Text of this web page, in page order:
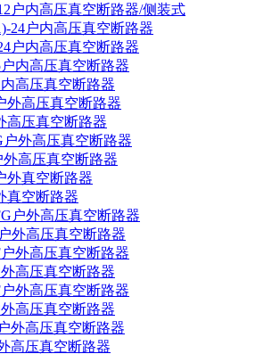
户内高压真空断路器/侧装式
户内高压真空断路器
高压真空断路器
高压真空断路器
外高压真空断路器
真空断路器
外高压真空断路器
高压真空断路器
高压真空断路器
高压真空断路器